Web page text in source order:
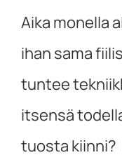
Aika monella
ihan sama
tuntee
itsensä
tuosta kiinni?